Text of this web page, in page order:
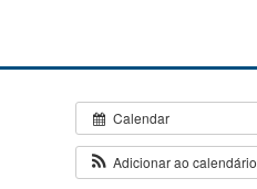
Calendar
Adicionar ao calendário